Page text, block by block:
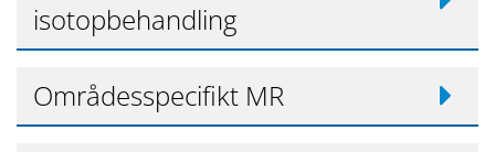
isotopbehandling
Områdesspecifikt MR